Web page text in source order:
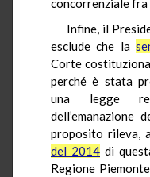
concorrenziale
Infine, il
esclude che la
Corte
perché è stata
una legge
proposito rileva,
del 2014 di
Regione